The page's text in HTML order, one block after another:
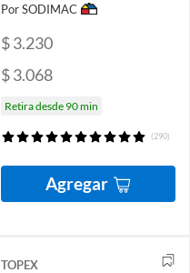
Por SODIMAC
$ 3.230
$ 3.068
Retira desde 90 min
(290)
Agregar
TOPEX